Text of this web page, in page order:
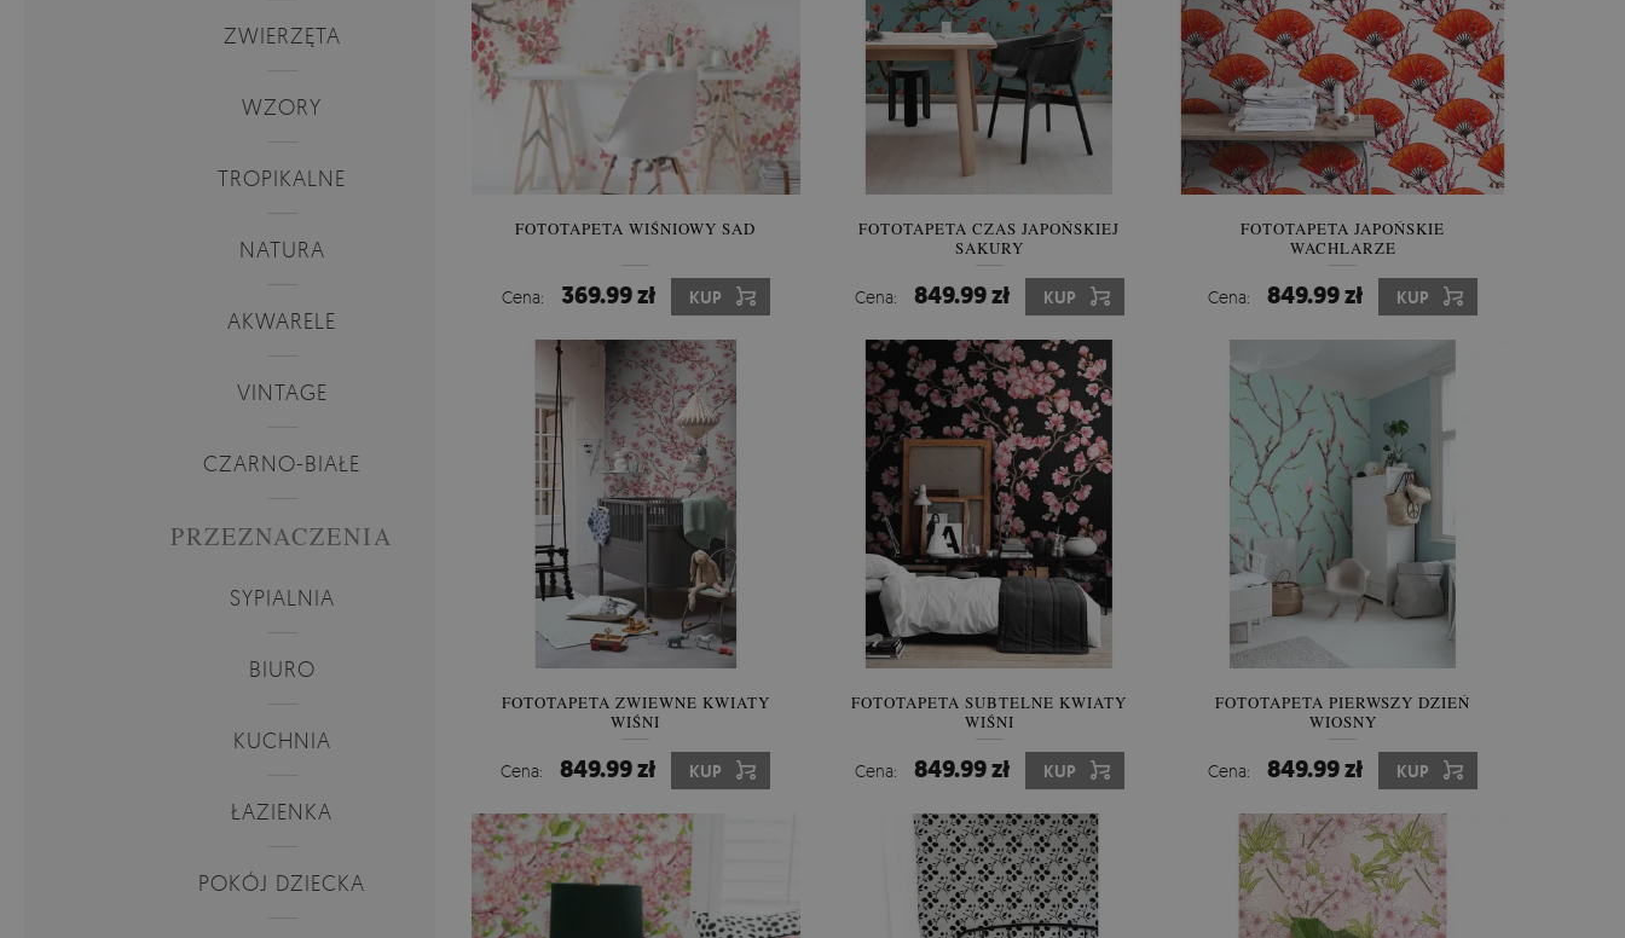
ZWIERZĘTA
WZORY
TROPIKALNE
NATURA
AKWARELE
VINTAGE
CZARNO-BIAŁE
PRZEZNACZENIA
SYPIALNIA
BIURO
KUCHNIA
ŁAZIENKA
POKÓJ DZIECKA
FOTOTAPETA WIŚNIOWY SAD
Cena: 369.99 zł KUP
FOTOTAPETA CZAS JAPOŃSKIEJ
SAKURY
Cena: 849.99 zł KUP
FOTOTAPETA JAPOŃSKIE
WACHLARZE
Cena: 849.99 zł KUP
FOTOTAPETA ZWIEWNE KWIATY
WIŚNI
Cena: 849.99 zł KUP
FOTOTAPETA SUBTELNE KWIATY
WIŚNI
Cena: 849.99 zł KUP
FOTOTAPETA PIERWSZY DZIEŃ
WIOSNY
Cena: 849.99 zł KUP